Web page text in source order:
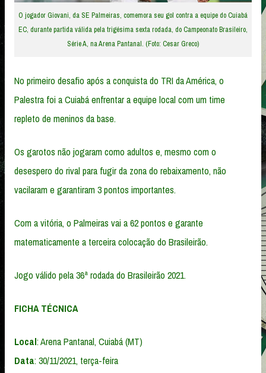
O jogador Giovani, da SE Palmeiras, comemora seu gol contra a equipe do Cuiabá
EC, durante partida válida pela trigésima sexta rodada, do Campeonato Brasileiro,
Série A, na Arena Pantanal. (Foto: Cesar Greco)
No primeiro desafio após a conquista do TRI da América, o
Palestra foi a Cuiabá enfrentar a equipe local com um time
repleto de meninos da base.
Os garotos não jogaram como adultos e, mesmo com o
desespero do rival para fugir da zona do rebaixamento, não
vacilaram e garantiram 3 pontos importantes.
Com a vitória, o Palmeiras vai a 62 pontos e garante
matematicamente a terceira colocação do Brasileirão.
Jogo válido pela 36ª rodada do Brasileirão 2021.
FICHA TÉCNICA
Local: Arena Pantanal, Cuiabá (MT)
Data: 30/11/2021, terça-feira